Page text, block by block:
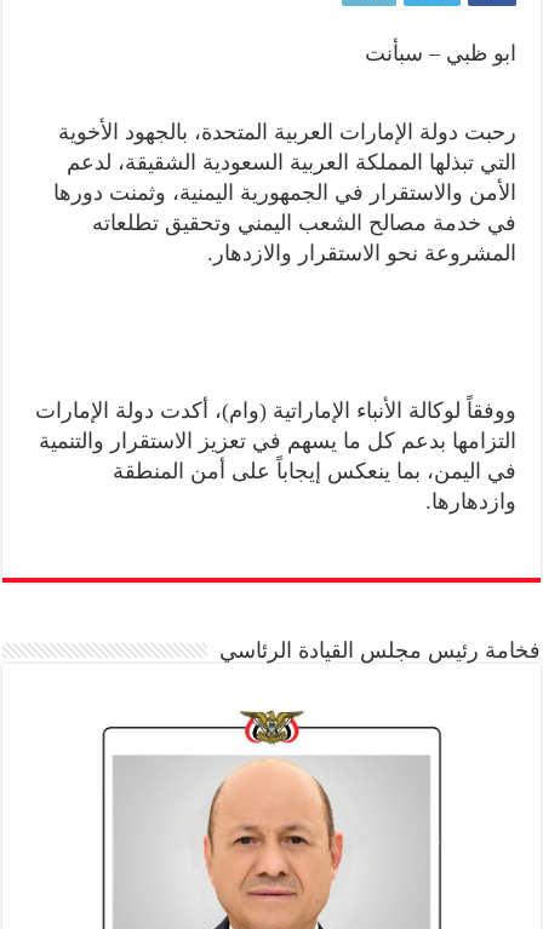
ابو ظبي – سبأنت
رحبت دولة الإمارات العربية المتحدة، بالجهود الأخوية
التي تبذلها المملكة العربية السعودية الشقيقة، لدعم
الأمن والاستقرار في الجمهورية اليمنية، وثمنت دورها
في خدمة مصالح الشعب اليمني وتحقيق تطلعاته
المشروعة نحو الاستقرار والازدهار.
ووفقاً لوكالة الأنباء الإماراتية (وام)، أكدت دولة الإمارات
التزامها بدعم كل ما يسهم في تعزيز الاستقرار والتنمية
في اليمن، بما ينعكس إيجاباً على أمن المنطقة
وازدهارها.
فخامة رئيس مجلس القيادة الرئاسي